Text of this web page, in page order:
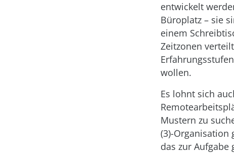
entwickelt
Büroplatz – sie
einem
Zeitzonen
wollen.
Es lohnt sich
Mustern zu
(3)-Organisation
das zur Aufgabe